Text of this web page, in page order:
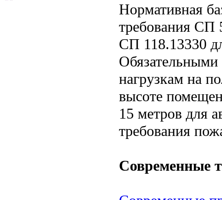
Нормативная
требования СП
СП 118.13330
нагрузкам на
высоте
15 метров для
требования
Современные